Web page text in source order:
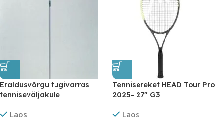
Eraldusvõrgu tugivarras
tenniseväljakule
Laos
Tennisereket HEAD Tour Pro
2025- 27″ G3
Laos